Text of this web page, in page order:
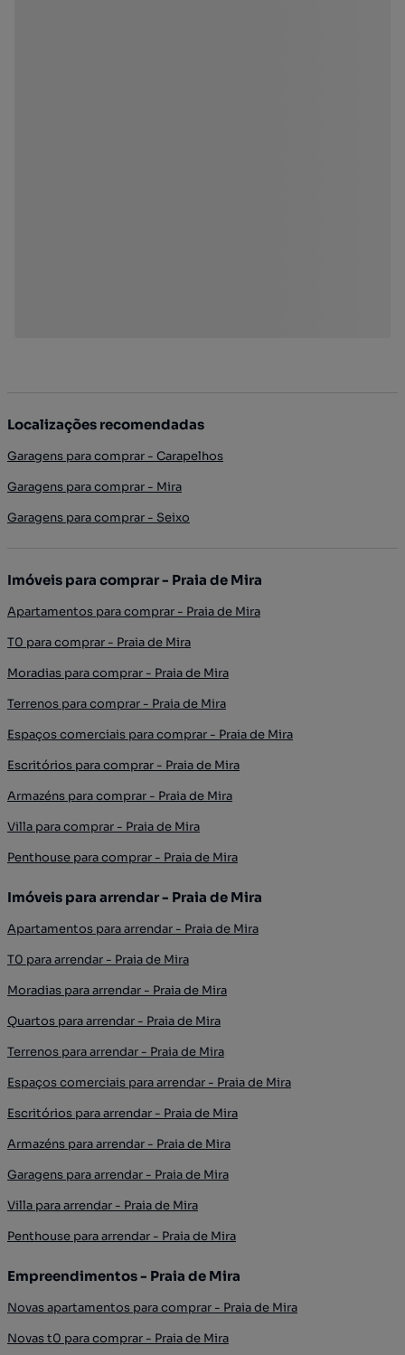
Localizações recomendadas
Garagens para comprar - Carapelhos
Garagens para comprar - Mira
Garagens para comprar - Seixo
Imóveis para comprar - Praia de Mira
Apartamentos para comprar - Praia de Mira
T0 para comprar - Praia de Mira
Moradias para comprar - Praia de Mira
Terrenos para comprar - Praia de Mira
Espaços comerciais para comprar - Praia de Mira
Escritórios para comprar - Praia de Mira
Armazéns para comprar - Praia de Mira
Villa para comprar - Praia de Mira
Penthouse para comprar - Praia de Mira
Imóveis para arrendar - Praia de Mira
Apartamentos para arrendar - Praia de Mira
T0 para arrendar - Praia de Mira
Moradias para arrendar - Praia de Mira
Quartos para arrendar - Praia de Mira
Terrenos para arrendar - Praia de Mira
Espaços comerciais para arrendar - Praia de Mira
Escritórios para arrendar - Praia de Mira
Armazéns para arrendar - Praia de Mira
Garagens para arrendar - Praia de Mira
Villa para arrendar - Praia de Mira
Penthouse para arrendar - Praia de Mira
Empreendimentos - Praia de Mira
Novas apartamentos para comprar - Praia de Mira
Novas t0 para comprar - Praia de Mira